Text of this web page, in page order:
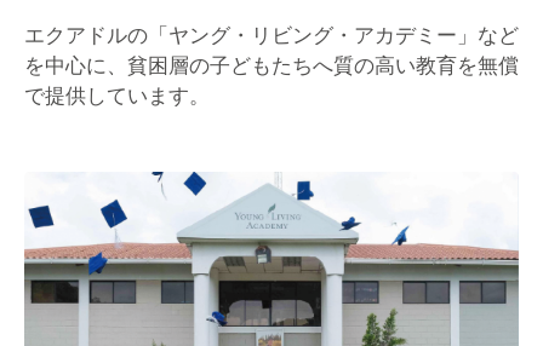
エクアドルの「ヤング・リビング・アカデミー」など
を中心に、貧困層の子どもたちへ質の高い教育を無償
で提供しています。